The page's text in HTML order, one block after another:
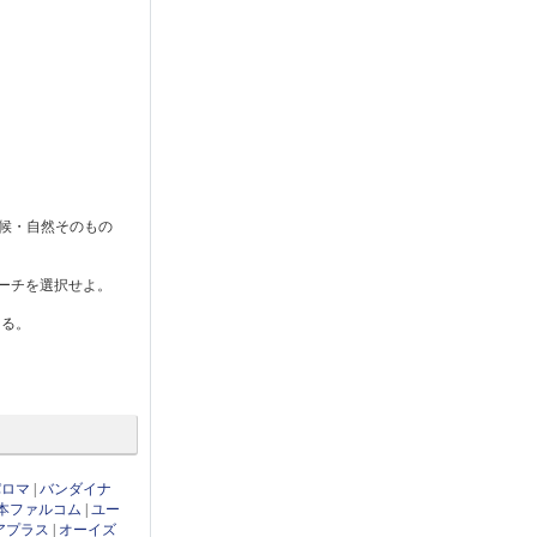
・自然そのもの
を選択せよ。
。
マ |バンダイナ
ファルコム |ユー
プラス
オーイズ